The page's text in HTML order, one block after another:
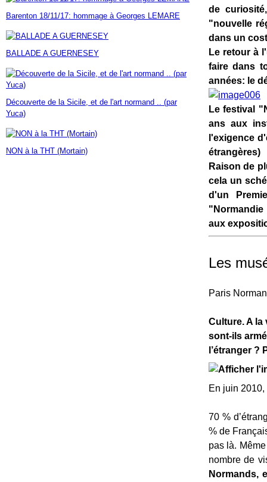
Janvier(7)
Février(9)
Janvier(18)
Mars(60)
Février(24)
Janvier(23)
Avril(14)
Mars (17)
Février(46)
Janvier (35)
Barenton 18/11/17: hommage à Georges LEMARE
BALLADE A GUERNESEY
Découverte de la Sicile, et de l'art normand .. (par
Yuca)
NON à la THT (Mortain)
de
"nouvelle
dans un
Le retour à
faire dans
années: le
Le festival
ans aux
l'exigence
étrangères)
Raison de
cela un
d'un
aux
Les
Paris
Culture. A
sont-ils
l’étranger ?
En juin
70 %
% de
pas là.
nombre de
Normands,